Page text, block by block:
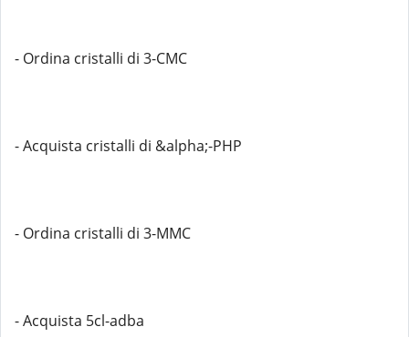
- Ordina cristalli di 3-CMC
- Acquista cristalli di &alpha;-PHP
- Ordina cristalli di 3-MMC
- Acquista 5cl-adba